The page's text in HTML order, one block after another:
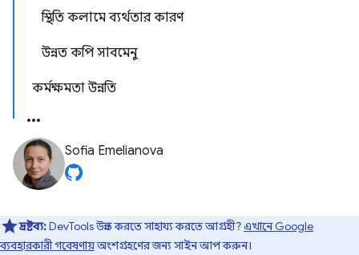
স্থিতি কলামে ব্যর্থতার কারণ
উন্নত কপি সাবমেনু
কর্মক্ষমতা উন্নতি
Sofia Emelianova
দ্রষ্টব্য:DevTools উন্নত করতে সাহায্য করতে আগ্রহী?এখানে Google
ব্যবহারকারী গবেষণায়অংশগ্রহণের জন্য সাইন আপ করুন।